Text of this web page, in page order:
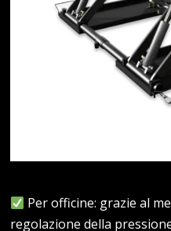
Per officine: grazie al
regolazione della